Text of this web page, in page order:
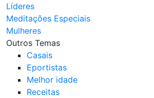
Líderes
Meditações Especiais
Mulheres
Outros Temas
Casais
Eportistas
Melhor idade
Receitas